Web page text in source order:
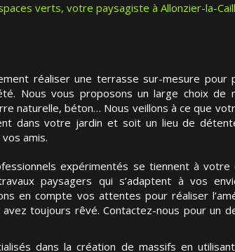
verts, votre paysagiste à Allonzier-la-
réaliser une terrasse sur-mesure pour
Nous vous proposons un large choix de
naturelle, béton… Nous veillons à ce que
dans votre jardin et soit un lieu de
amis.
expérimentés se tiennent à votre
paysagers qui s’adaptent à vos
en compte vos attentes pour réaliser
toujours rêvé. Contactez-nous pour un
dans la création de massifs en